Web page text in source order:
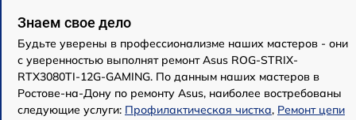
Знаем свое дело
Будьте уверены в профессионализме наших мастеров - они
с уверенностью выполнят ремонт Asus ROG-STRIX-
RTX3080TI-12G-GAMING. По данным наших мастеров в
Ростове-на-Дону по ремонту Asus, наиболее востребованы
следующие услуги: Профилактическая чистка, Ремонт цепи